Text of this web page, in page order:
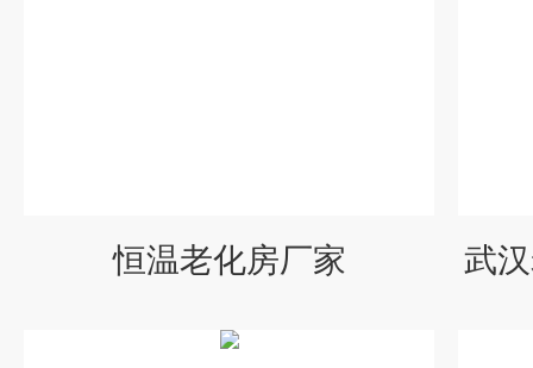
恒温老化房厂家 武